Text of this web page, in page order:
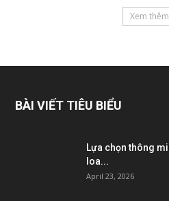
Xem thêm
BÀI VIẾT TIÊU BIỂU
Lựa chọn thông
loa...
April 23, 2026